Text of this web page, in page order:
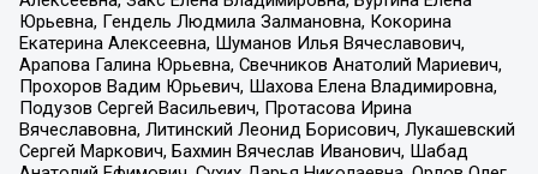
Юрьевна, Гендель Людмила Залмановна, Кокорина
Екатерина Алексеевна, Шуманов Илья Вячеславович,
Арапова Галина Юрьевна, Свечников Анатолий Мариевич,
Прохоров Вадим Юрьевич, Шахова Елена Владимировна,
Подузов Сергей Васильевич, Протасова Ирина
Вячеславовна, Литинский Леонид Борисович, Лукашевский
Сергей Маркович, Бахмин Вячеслав Иванович, Шабад